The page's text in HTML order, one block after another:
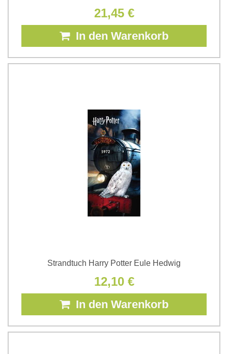
21,45 €
In den Warenkorb
Strandtuch Harry Potter Eule Hedwig
12,10 €
In den Warenkorb